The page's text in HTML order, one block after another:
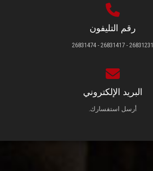
رقم التليفون
26831231 - 26831417 - 26831474
البريد الإلكتروني
أرسل استفسارك.